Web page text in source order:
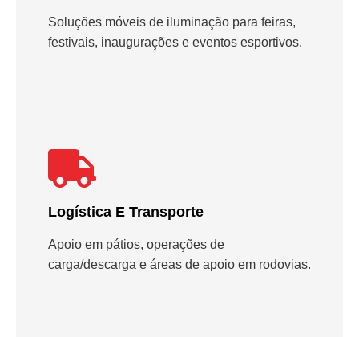
Soluções móveis de iluminação para feiras,
festivais, inaugurações e eventos esportivos.
Logística E Transporte
Apoio em pátios, operações de
carga/descarga e áreas de apoio em rodovias.